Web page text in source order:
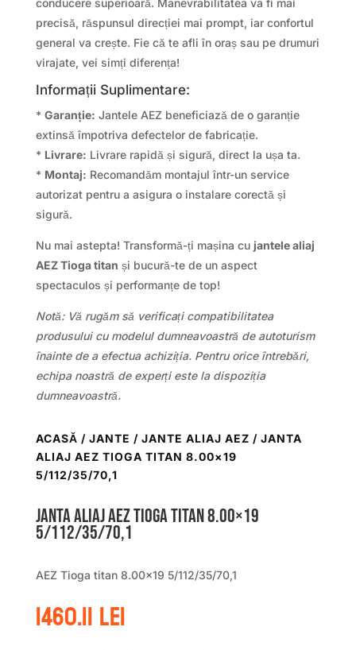
precisă, răspunsul direcției mai prompt, iar confortul
general va crește. Fie că te afli în oraș sau pe drumuri
virajate, vei simți diferența!
Informații Suplimentare:
* Garanție: Jantele AEZ beneficiază de o garanție
extinsă împotriva defectelor de fabricație.
* Livrare: Livrare rapidă și sigură, direct la ușa ta.
* Montaj: Recomandăm montajul într-un service
autorizat pentru a asigura o instalare corectă și
sigură.
Nu mai astepta! Transformă-ți mașina cu jantele aliaj
AEZ Tioga titan și bucură-te de un aspect
spectaculos și performanțe de top!
Notă: Vă rugăm să verificați compatibilitatea
produsului cu modelul dumneavoastră de autoturism
înainte de a efectua achiziția. Pentru orice întrebări,
echipa noastră de experți este la dispoziția
dumneavoastră.
ACASĂ / JANTE / JANTE ALIAJ AEZ / JANTA
ALIAJ AEZ TIOGA TITAN 8.00×19
5/112/35/70,1
Janta aliaj AEZ Tioga titan 8.00×19
5/112/35/70,1
AEZ Tioga titan 8.00×19 5/112/35/70,1
1460.11lei